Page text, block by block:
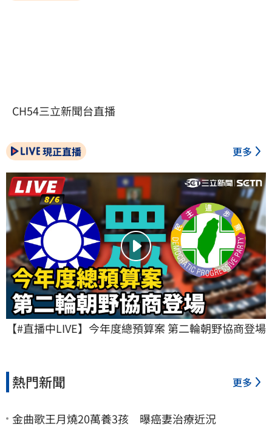
CH54三立新聞台直播
現正直播 更多
【#直播中LIVE】今年度總預算案 第二輪朝野協商登場
熱門新聞 更多
金曲歌王月燒20萬養3孩 曝癌妻治療近況